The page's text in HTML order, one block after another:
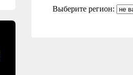
Выберите регион: